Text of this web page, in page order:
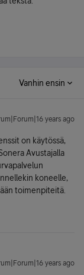
Vanhin ensin
years ago
on käytössä,
Avustajalla
koneelle,
toimenpiteitä.
years ago